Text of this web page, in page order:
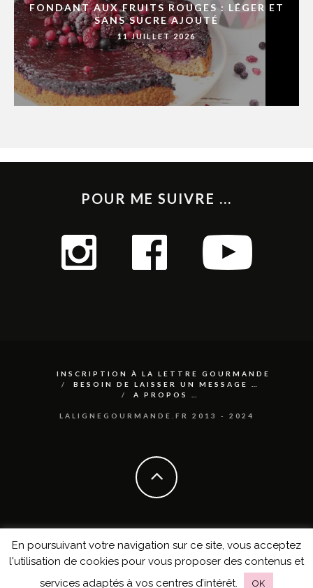
FONDANT AUX FRUITS ROUGES : LÉGER ET
SANS SUCRE AJOUTÉ
11 JUILLET 2026
POUR ME SUIVRE ...
INSCRIPTION À LA LETTRE GOURMANDE
BESOIN DE LAISSER UN MESSAGE …
A PROPOS …
LALIGNEGOURMANDE.FR 2013 - 2024
En poursuivant votre navigation sur ce site, vous acceptez
l'utilisation de cookies pour vous proposer des contenus et
services adaptés à vos centres d’intérêt.
OK